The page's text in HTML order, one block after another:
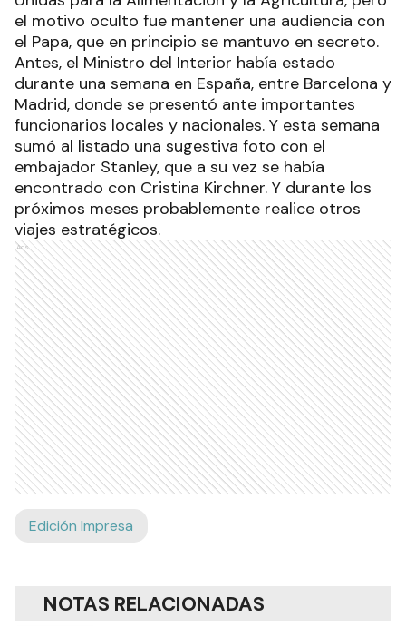
el motivo oculto fue mantener una audiencia con
el Papa, que en principio se mantuvo en secreto.
Antes, el Ministro del Interior había estado
durante una semana en España, entre Barcelona y
Madrid, donde se presentó ante importantes
funcionarios locales y nacionales. Y esta semana
sumó al listado una sugestiva foto con el
embajador Stanley, que a su vez se había
encontrado con Cristina Kirchner. Y durante los
próximos meses probablemente realice otros
viajes estratégicos.
Ads
Edición Impresa
NOTAS RELACIONADAS